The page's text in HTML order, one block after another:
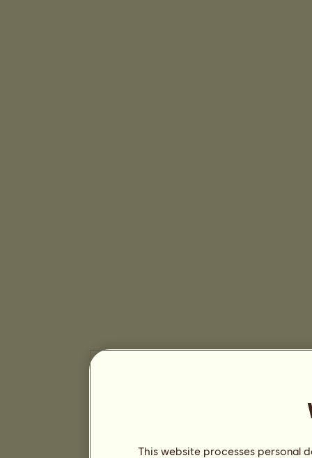
This website processes personal